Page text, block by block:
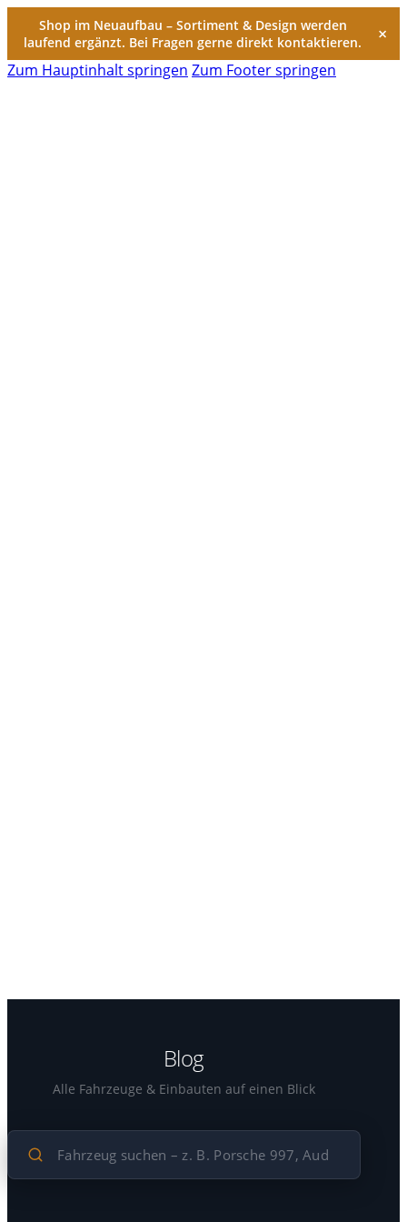
Shop im Neuaufbau – Sortiment & Design werden
laufend ergänzt. Bei Fragen gerne direkt kontaktieren.
×
Zum Hauptinhalt springen Zum Footer springen
Blog
Alle Fahrzeuge & Einbauten auf einen Blick